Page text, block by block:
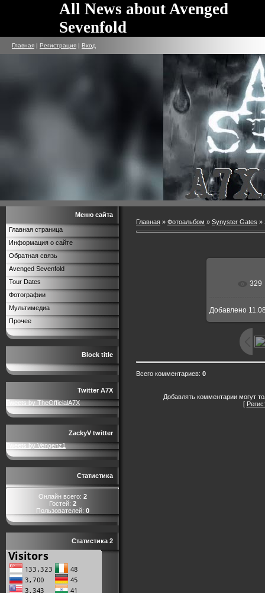
All News about Avenged
Sevenfold
Главная | Регистрация | Вход
Меню сайта
Главная страница
Информация о сайте
Обратная связь
Avenged Sevenfold
Tour Dates
Фотографии
Мультимедиа
Прочее
Block title
Twitter A7X
Tweets by TheOfficialA7X
ZackyV twitter
Tweets by Vengenz1
Статистика
Онлайн всего: 2
Гостей: 2
Пользователей: 0
Статистика 2
Главная » Фотоальбом » Synyster Gates »
329
Добавлено
Всего комментариев: 0
Добавлять комментарии могут
[